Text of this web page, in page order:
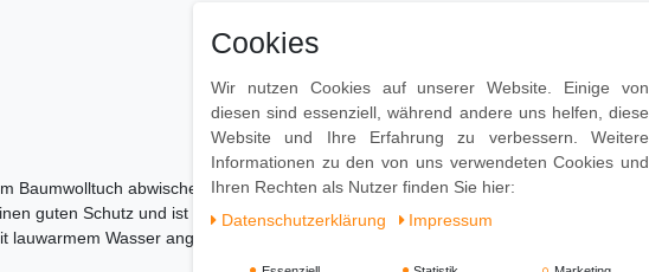
Baumwolltuch abwischen
guten Schutz und ist wenig pflegebedürftig
Wasser angefeuchtetes Baumwolltuch
Cookies
Wir nutzen Cookies auf unserer Website. Einige von
diesen sind essenziell, während andere uns helfen, diese
Website und Ihre Erfahrung zu verbessern. Weitere
Informationen zu den von uns verwendeten Cookies und
Ihren Rechten als Nutzer finden Sie hier:
Daten­schutz­erklärung
Impressum